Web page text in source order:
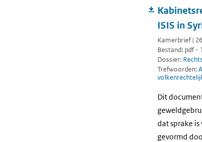
ISIS in
Kamerbrief |
Bestand: pdf -
Dossier:
Trefwoorden:
Dit
dat sprake
gevormd